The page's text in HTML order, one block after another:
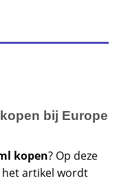
bij Europe
kopen? Op deze
het artikel wordt